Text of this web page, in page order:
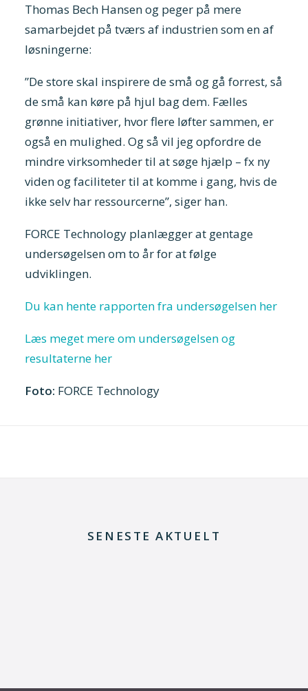
Thomas Bech Hansen og peger på mere
samarbejdet på tværs af industrien som en af
løsningerne:
”De store skal inspirere de små og gå forrest, så
de små kan køre på hjul bag dem. Fælles
grønne initiativer, hvor flere løfter sammen, er
også en mulighed. Og så vil jeg opfordre de
mindre virksomheder til at søge hjælp – fx ny
viden og faciliteter til at komme i gang, hvis de
ikke selv har ressourcerne”, siger han.
FORCE Technology planlægger at gentage
undersøgelsen om to år for at følge
udviklingen.
Du kan hente rapporten fra undersøgelsen her
Læs meget mere om undersøgelsen og
resultaterne her
Foto: FORCE Technology
SENESTE AKTUELT